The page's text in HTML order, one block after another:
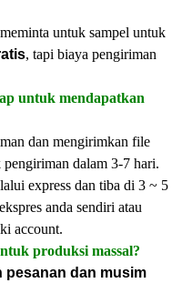
untuk sampel untuk
, tapi biaya pengiriman
untuk mendapatkan
dan mengirimkan file
dalam 3-7 hari.
express dan tiba di 3 ~ 5
anda sendiri atau
account.
produksi massal?
pesanan dan musim